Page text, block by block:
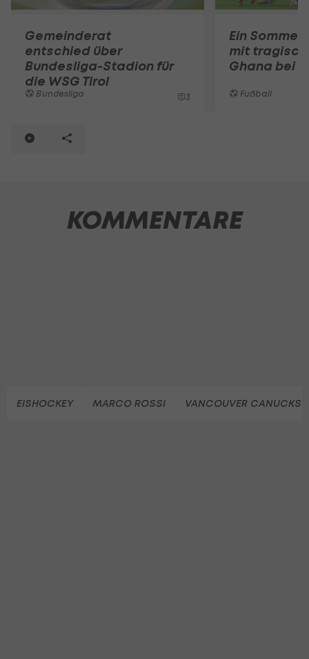
Gemeinderat
entschied über
Bundesliga-Stadion für
die WSG Tirol
Bundesliga 3
Ein
mit
Ghana bei
Fußball
KOMMENTARE
EISHOCKEY MARCO ROSSI VANCOUVER CANUCKS